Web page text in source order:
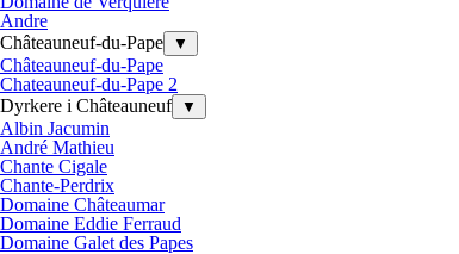
Andre
Châteauneuf-du-Pape
▼
Châteauneuf-du-Pape
Chateauneuf-du-Pape 2
Dyrkere i Châteauneuf
▼
Albin Jacumin
André Mathieu
Chante Cigale
Chante-Perdrix
Domaine Châteaumar
Domaine Eddie Ferraud
Domaine Galet des Papes